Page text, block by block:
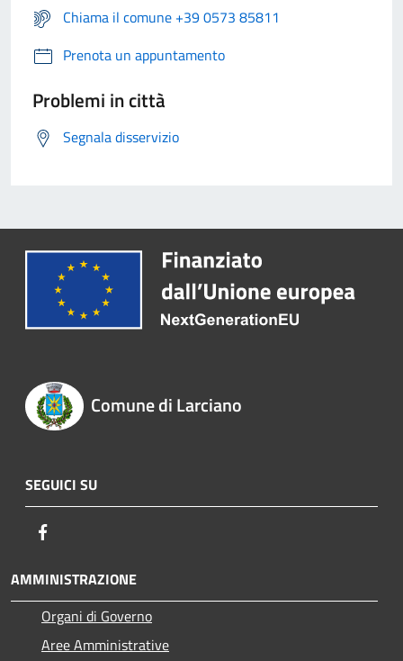
Chiama il comune +39 0573 85811
Prenota un appuntamento
Problemi in città
Segnala disservizio
Comune di Larciano
SEGUICI SU
AMMINISTRAZIONE
Organi di Governo
Aree Amministrative